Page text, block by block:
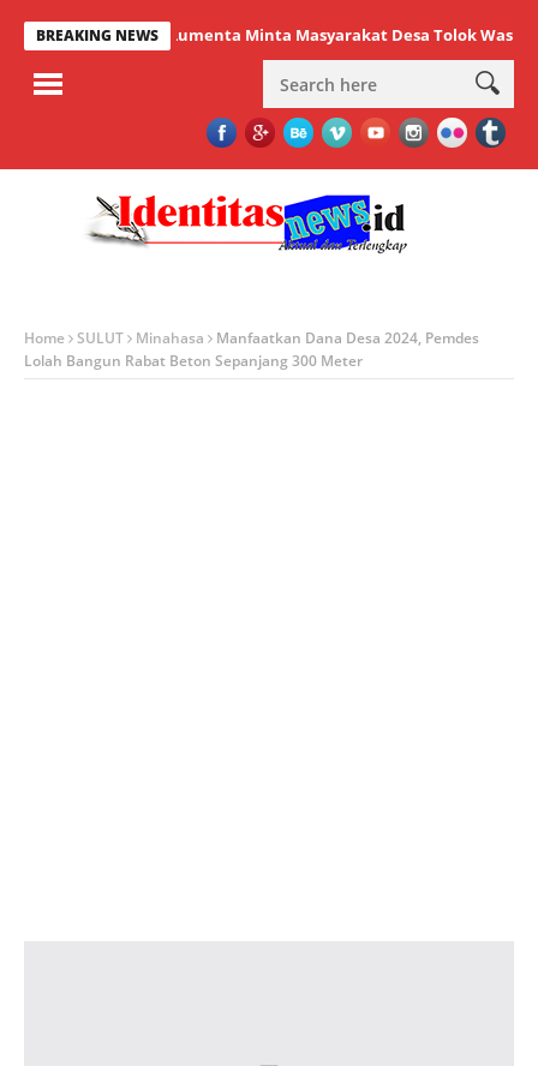
BREAKING NEWSLumenta Minta Masyarakat Desa Tolok Waspadai
Home SULUT Minahasa
Manfaatkan Dana Desa 2024, Pemdes
Lolah Bangun Rabat Beton Sepanjang 300 Meter